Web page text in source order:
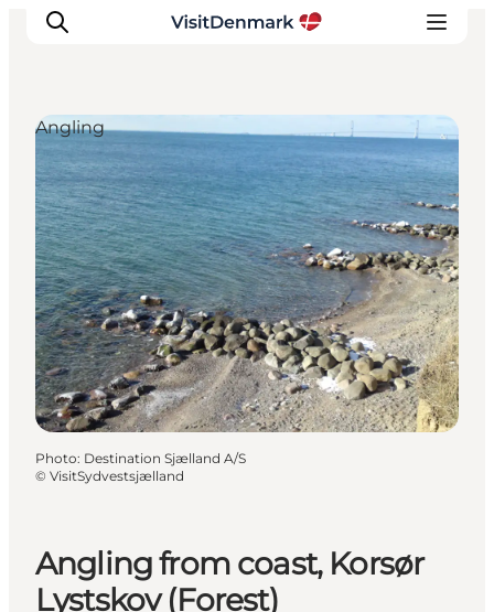
Inspirations
Destinations
Quoi faire
Hébergements
Planifiez votre voyage
Angling from coast, Korsør
Lystskov (Forest)
Angling
Photo: Destination Sjælland A/S
© VisitSydvestsjælland